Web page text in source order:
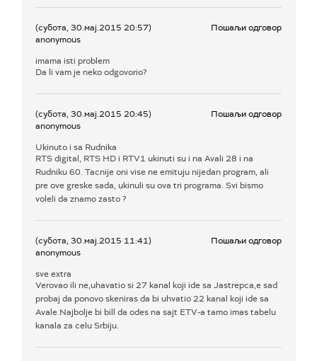
(субота, 30.мај.2015 20:57)
anonymous
Пошаљи одговор
imama isti problem
Da li vam je neko odgovorio?
(субота, 30.мај.2015 20:45)
anonymous
Пошаљи одговор
Ukinuto i sa Rudnika
RTS digital, RTS HD i RTV1 ukinuti su i na Avali 28 i na
Rudniku 60. Tacnije oni vise ne emituju nijedan program, ali
pre ove greske sada, ukinuli su ova tri programa. Svi bismo
voleli da znamo zasto ?
(субота, 30.мај.2015 11:41)
anonymous
Пошаљи одговор
sve extra
Verovao ili ne,uhavatio si 27 kanal koji ide sa Jastrepca,e sad
probaj da ponovo skeniras da bi uhvatio 22 kanal koji ide sa
Avale.Najbolje bi bill da odes na sajt ETV-a tamo imas tabelu
kanala za celu Srbiju.